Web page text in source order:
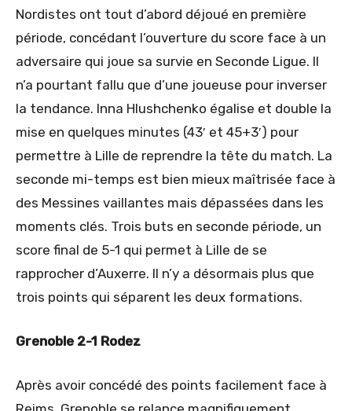
Nordistes ont tout d’abord déjoué en première
période, concédant l’ouverture du score face à un
adversaire qui joue sa survie en Seconde Ligue. Il
n’a pourtant fallu que d’une joueuse pour inverser
la tendance. Inna Hlushchenko égalise et double la
mise en quelques minutes (43′ et 45+3′) pour
permettre à Lille de reprendre la tête du match. La
seconde mi-temps est bien mieux maîtrisée face à
des Messines vaillantes mais dépassées dans les
moments clés. Trois buts en seconde période, un
score final de 5-1 qui permet à Lille de se
rapprocher d’Auxerre. Il n’y a désormais plus que
trois points qui séparent les deux formations.
Grenoble 2-1 Rodez
Après avoir concédé des points facilement face à